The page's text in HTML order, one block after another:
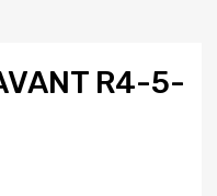
R4-5-